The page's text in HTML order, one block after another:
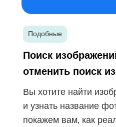
Подобные
Поиск
отменить поиск
Вы хотите найти
и узнать название
покажем вам, как